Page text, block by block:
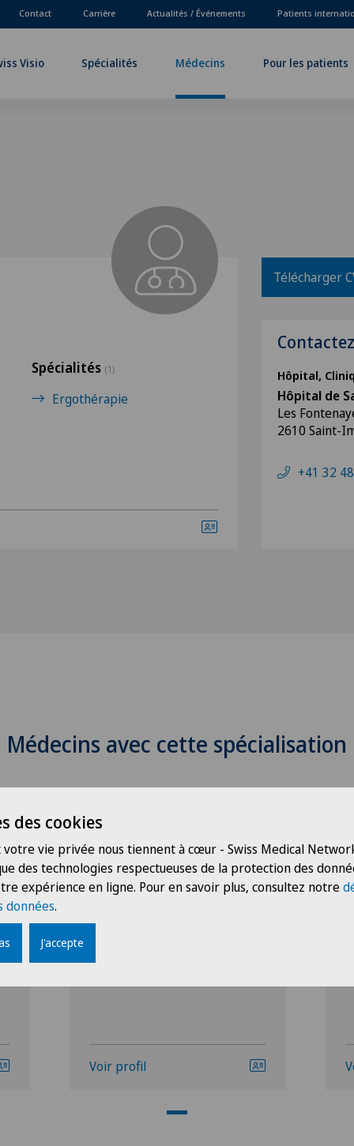
Contact Carrière Actualités / Événements Patients
Visio Spécialités Médecins Pour les patients
Spécialités (1)
Ergothérapie
Télécharger
Hôpital,
Hôpital de
Les
2610 Saint-
+41 32
Médecins avec cette spécialisation
Catheline Renaudin
Voir profil
des cookies
vie privée nous tiennent à cœur - Swiss Medical
des technologies respectueuses de la protection des
expérience en ligne. Pour en savoir plus, consultez notre
données.
J'accepte